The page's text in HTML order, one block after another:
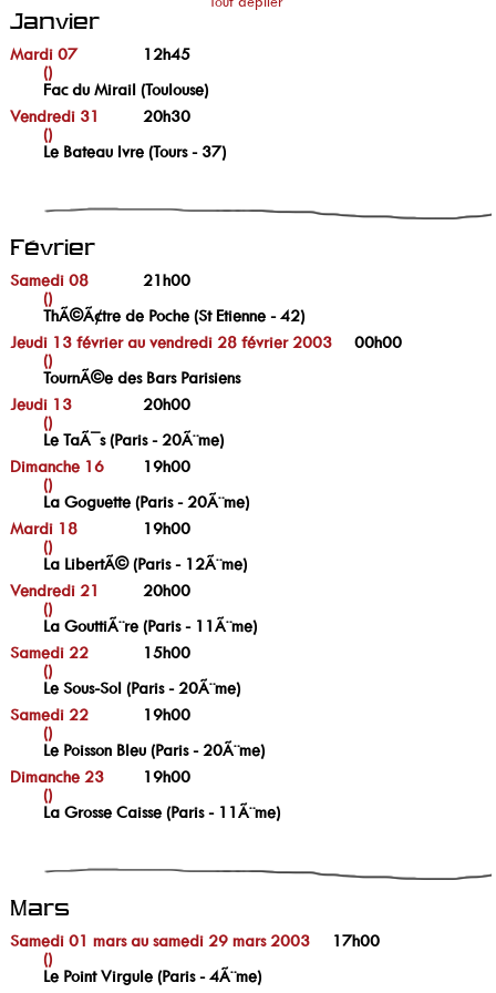
Janvier
Mardi 07
12h45
()
Fac du Mirail (Toulouse)
Vendredi 31
20h30
()
Le Bateau Ivre (Tours - 37)
Février
Samedi 08
21h00
()
ThÃ©Ã¢tre de Poche (St Etienne - 42)
Jeudi 13 février au vendredi 28 février 2003
00h00
()
TournÃ©e des Bars Parisiens
Jeudi 13
20h00
()
Le TaÃ¯s (Paris - 20Ã¨me)
Dimanche 16
19h00
()
La Goguette (Paris - 20Ã¨me)
Mardi 18
19h00
()
La LibertÃ© (Paris - 12Ã¨me)
Vendredi 21
20h00
()
La GouttiÃ¨re (Paris - 11Ã¨me)
Samedi 22
15h00
()
Le Sous-Sol (Paris - 20Ã¨me)
Samedi 22
19h00
()
Le Poisson Bleu (Paris - 20Ã¨me)
Dimanche 23
19h00
()
La Grosse Caisse (Paris - 11Ã¨me)
Mars
Samedi 01 mars au samedi 29 mars 2003
17h00
()
Le Point Virgule (Paris - 4Ã¨me)